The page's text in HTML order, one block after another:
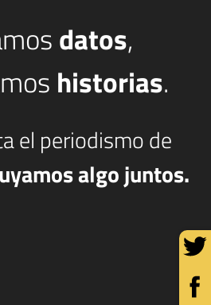
datos,
historias.
el periodismo de
algo juntos.